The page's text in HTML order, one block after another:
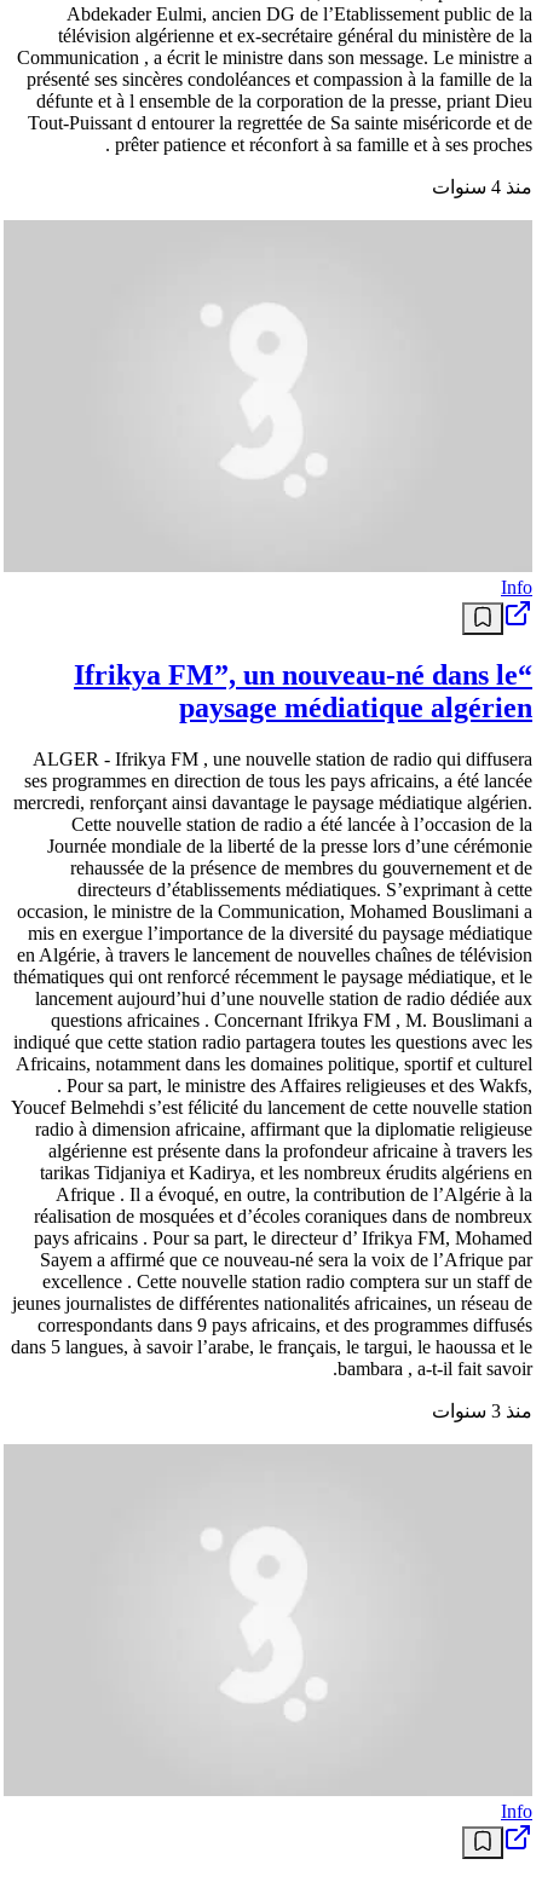
Abdekader Eulmi, ancien DG de l’Etablissement public de la
télévision algérienne et ex-secrétaire général du ministère de la
Communication , a écrit le ministre dans son message. Le ministre a
présenté ses sincères condoléances et compassion à la famille de la
défunte et à l ensemble de la corporation de la presse, priant Dieu
Tout-Puissant d entourer la regrettée de Sa sainte miséricorde et de
prêter patience et réconfort à sa famille et à ses proches .
منذ 4 سنوات
Info
“Ifrikya FM”, un nouveau-né dans le
paysage médiatique algérien
ALGER - Ifrikya FM , une nouvelle station de radio qui diffusera
ses programmes en direction de tous les pays africains, a été lancée
mercredi, renforçant ainsi davantage le paysage médiatique algérien.
Cette nouvelle station de radio a été lancée à l’occasion de la
Journée mondiale de la liberté de la presse lors d’une cérémonie
rehaussée de la présence de membres du gouvernement et de
directeurs d’établissements médiatiques. S’exprimant à cette
occasion, le ministre de la Communication, Mohamed Bouslimani a
mis en exergue l’importance de la diversité du paysage médiatique
en Algérie, à travers le lancement de nouvelles chaînes de télévision
thématiques qui ont renforcé récemment le paysage médiatique, et le
lancement aujourd’hui d’une nouvelle station de radio dédiée aux
questions africaines . Concernant Ifrikya FM , M. Bouslimani a
indiqué que cette station radio partagera toutes les questions avec les
Africains, notamment dans les domaines politique, sportif et culturel
. Pour sa part, le ministre des Affaires religieuses et des Wakfs,
Youcef Belmehdi s’est félicité du lancement de cette nouvelle station
radio à dimension africaine, affirmant que la diplomatie religieuse
algérienne est présente dans la profondeur africaine à travers les
tarikas Tidjaniya et Kadirya, et les nombreux érudits algériens en
Afrique . Il a évoqué, en outre, la contribution de l’Algérie à la
réalisation de mosquées et d’écoles coraniques dans de nombreux
pays africains . Pour sa part, le directeur d’ Ifrikya FM, Mohamed
Sayem a affirmé que ce nouveau-né sera la voix de l’Afrique par
excellence . Cette nouvelle station radio comptera sur un staff de
jeunes journalistes de différentes nationalités africaines, un réseau de
correspondants dans 9 pays africains, et des programmes diffusés
dans 5 langues, à savoir l’arabe, le français, le targui, le haoussa et le
bambara , a-t-il fait savoir.
منذ 3 سنوات
Info